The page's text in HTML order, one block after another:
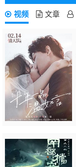
视频 文章